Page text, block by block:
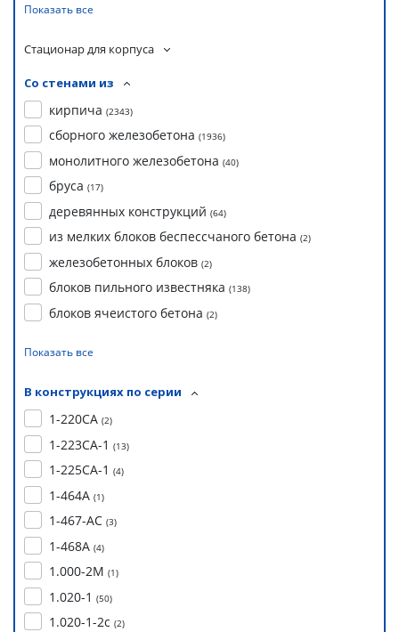
Показать все
Стационар для корпуса
Со стенами из
кирпича (2343)
сборного железобетона (1936)
монолитного железобетона (40)
бруса (17)
деревянных конструкций (64)
из мелких блоков беспессчаного бетона (2)
железобетонных блоков (2)
блоков пильного известняка (138)
блоков ячеистого бетона (2)
Показать все
В конструкциях по серии
1-220СА (2)
1-223СА-1 (13)
1-225СА-1 (4)
1-464А (1)
1-467-АС (3)
1-468А (4)
1.000-2М (1)
1.020-1 (50)
1.020-1-2с (2)